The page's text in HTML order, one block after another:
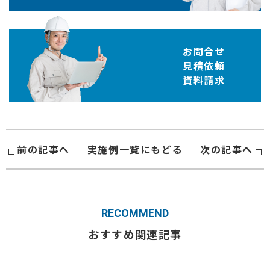
お問合せ
見積依頼
資料請求
前の記事へ 実施例一覧にもどる 次の記事へ
RECOMMEND
おすすめ関連記事